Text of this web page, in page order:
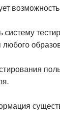
систему